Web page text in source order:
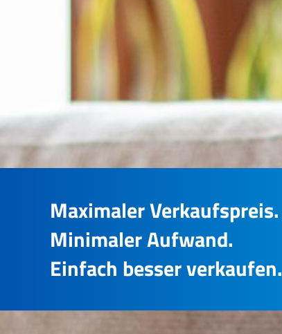
Maximaler Verkaufspreis.
Minimaler Aufwand.
Einfach besser verkaufen.